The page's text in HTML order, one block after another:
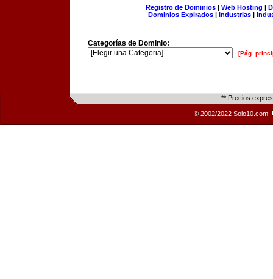
Registro de Dominios| Web Hosting |
Dominios Expirados | Industrias |
Categorías de Dominio:
[Pág.
** Precios
© 2002/2022 Solo10.com